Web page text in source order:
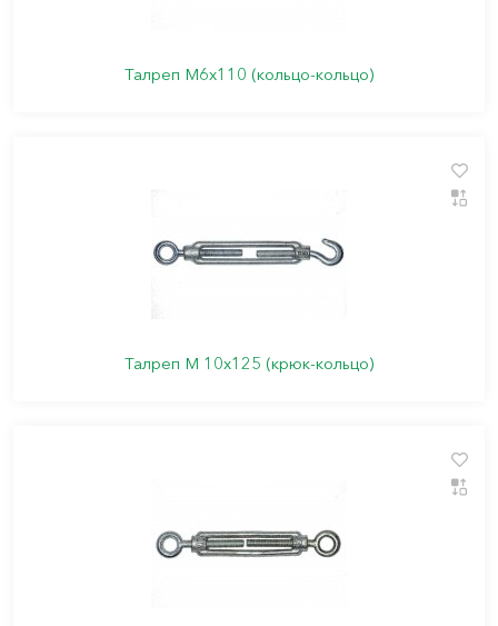
Талреп М6х110 (кольцо-кольцо)
Талреп М 10х125 (крюк-кольцо)